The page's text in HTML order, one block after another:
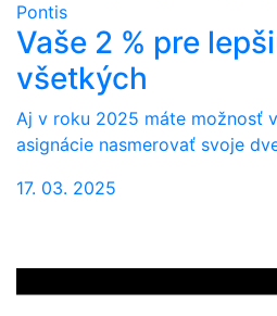
Pontis
Vaše 2 % pre
všetkých
Aj v roku 2025 máte možnosť
asignácie nasmerovať svoje
17. 03. 2025